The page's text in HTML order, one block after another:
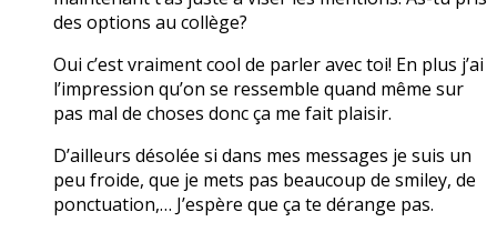
des options au collège?
Oui c’est vraiment cool de parler avec toi! En plus j’ai
l’impression qu’on se ressemble quand même sur
pas mal de choses donc ça me fait plaisir.
D’ailleurs désolée si dans mes messages je suis un
peu froide, que je mets pas beaucoup de smiley, de
ponctuation,… J’espère que ça te dérange pas.